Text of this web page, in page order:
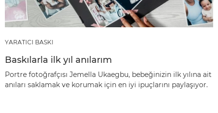
YARATICI BASKI
Baskılarla ilk yıl anılarım
Portre fotoğrafçısı Jemella Ukaegbu, bebeğinizin ilk yılına ait
anıları saklamak ve korumak için en iyi ipuçlarını paylaşıyor.